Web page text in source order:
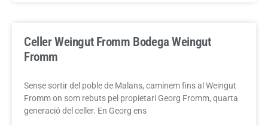
Celler Weingut Fromm Bodega Weingut
Fromm
Sense sortir del poble de Malans, caminem fins al Weingut
Fromm on som rebuts pel propietari Georg Fromm, quarta
generació del celler. En Georg ens